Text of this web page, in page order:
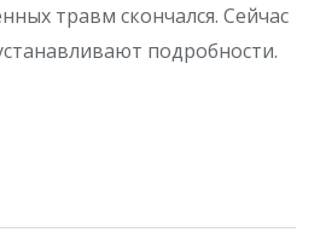
травм скончался. Сейчас
подробности.